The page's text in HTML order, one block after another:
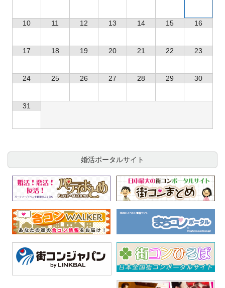
10 11 12 13 14 15 16
17 18 19 20 21 22 23
24 25 26 27 28 29 30
31
婚活ポータルサイト